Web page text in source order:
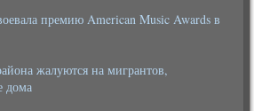
премию American Music Awards в
жалуются на мигрантов,
дома